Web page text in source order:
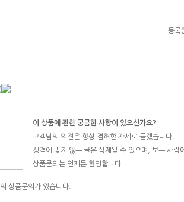
등록
이 상품에 관한 궁금한 사항이 있으신가요?
고객님의 의견은 항상 겸허한 자세로 듣겠습니다.
성격에 맞지 않는 글은 삭제될 수 있으며, 보는 사람
상품문의는 언제든 환영합니다..
의 상품문의가 있습니다.